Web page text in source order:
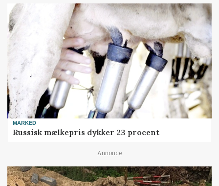
MARKED
Russisk mælkepris dykker 23 procent
Annonce